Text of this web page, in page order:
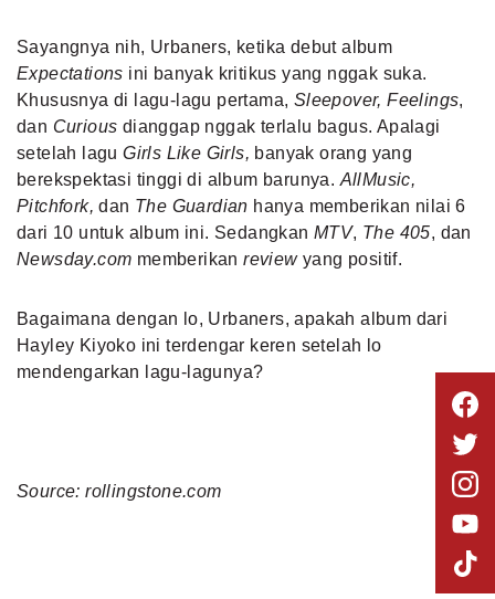
Sayangnya nih, Urbaners, ketika debut album
Expectations ini banyak kritikus yang nggak suka.
Khususnya di lagu-lagu pertama, Sleepover, Feelings,
dan Curious dianggap nggak terlalu bagus. Apalagi
setelah laguGirls Like Girls, banyak orang yang
berekspektasi tinggi di album barunya. AllMusic,
Pitchfork, dan The Guardian hanya memberikan nilai 6
dari 10 untuk album ini. Sedangkan MTV, The 405, dan
Newsday.com memberikanreviewyang positif.
Bagaimana dengan lo, Urbaners, apakah album dari
Hayley Kiyoko ini terdengar keren setelah lo
mendengarkan lagu-lagunya?
Source: rollingstone.com